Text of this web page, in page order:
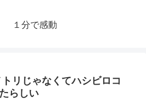
１分で感動
リじゃなくてハシビロコ
らしい